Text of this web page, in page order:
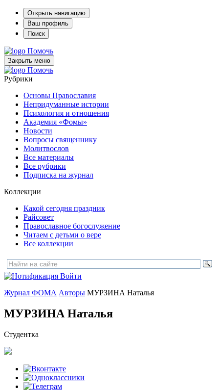
Открыть навигацию
Ваш профиль
Поиск
Помочь
Закрыть меню
Помочь
Рубрики
Основы Православия
Непридуманные истории
Психология и отношения
Академия «Фомы»
Новости
Вопросы священнику
Молитвослов
Все материалы
Все рубрики
Подписка на журнал
Коллекции
Какой сегодня праздник
Райсовет
Православное богослужение
Читаем с детьми о вере
Все коллекции
Войти
Журнал ФОМА Авторы МУРЗИНА Наталья
МУРЗИНА Наталья
Студентка